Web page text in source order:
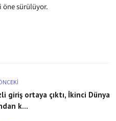
öne sürülüyor.
giriş ortaya çıktı, İkinci Dünya
k...